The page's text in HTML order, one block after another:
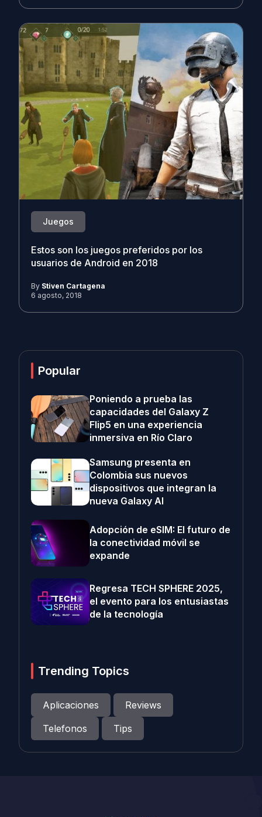
Juegos
Estos son los juegos preferidos por los
usuarios de Android en 2018
By Stiven Cartagena
6 agosto, 2018
Popular
Poniendo a prueba las
capacidades del Galaxy Z
Flip5 en una experiencia
inmersiva en Río Claro
Samsung presenta en
Colombia sus nuevos
dispositivos que integran la
nueva Galaxy AI
Adopción de eSIM: El futuro de
la conectividad móvil se
expande
Regresa TECH SPHERE 2025,
el evento para los entusiastas
de la tecnología
Trending Topics
Aplicaciones
Reviews
Telefonos
Tips